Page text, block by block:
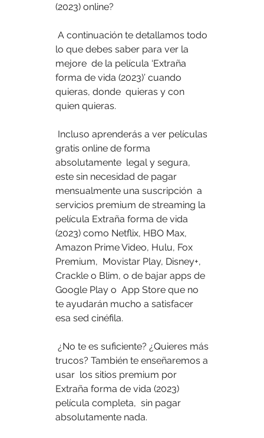
(2023) online?
lo que debes saber para ver la
mejore  de la película ‘Extraña
forma de vida (2023)’ cuando
quieras, donde  quieras y con
quien quieras.
gratis online de forma
absolutamente  legal y segura,
este sin necesidad de pagar
mensualmente una suscripción  a
servicios premium de streaming la
película Extraña forma de vida
(2023) como Netflix, HBO Max,
Amazon Prime Video, Hulu, Fox
Premium,  Movistar Play, Disney+,
Crackle o Blim, o de bajar apps de
Google Play o  App Store que no
te ayudarán mucho a satisfacer
esa sed cinéfila.
trucos? También te enseñaremos a
usar  los sitios premium por
Extraña forma de vida (2023)
película completa,  sin pagar
absolutamente nada.